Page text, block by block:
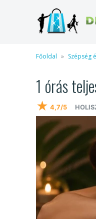
Főoldal Szépség
1 órás
★ 4,7/5